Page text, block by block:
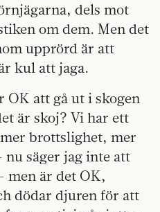
dels mot
om dem. Men det
upprörd är att
kul att jaga.
OK att gå ut i skogen
är skoj? Vi har ett
brottslighet, mer
säger jag inte att
men är det OK,
dödar djuren för att